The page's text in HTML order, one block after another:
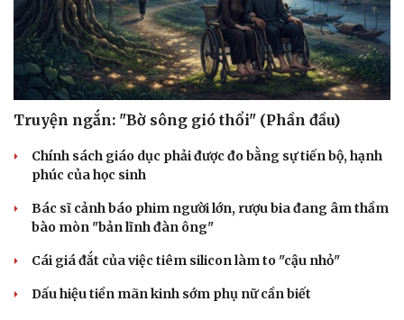
Cây thuốc
Sản phụ khoa
Nhi khoa
Nam khoa
Làm đẹp - giảm cân
Phòng mạch online
Ăn sạch sống khỏe
Blog
Tình yêu - Gia đình
Truyện ngắn: "Bờ sông gió thổi" (Phần đầu)
Chính sách giáo dục phải được đo bằng sự tiến bộ, hạnh
phúc của học sinh
Bác sĩ cảnh báo phim người lớn, rượu bia đang âm thầm
bào mòn "bản lĩnh đàn ông"
Cái giá đắt của việc tiêm silicon làm to "cậu nhỏ"
Dấu hiệu tiền mãn kinh sớm phụ nữ cần biết